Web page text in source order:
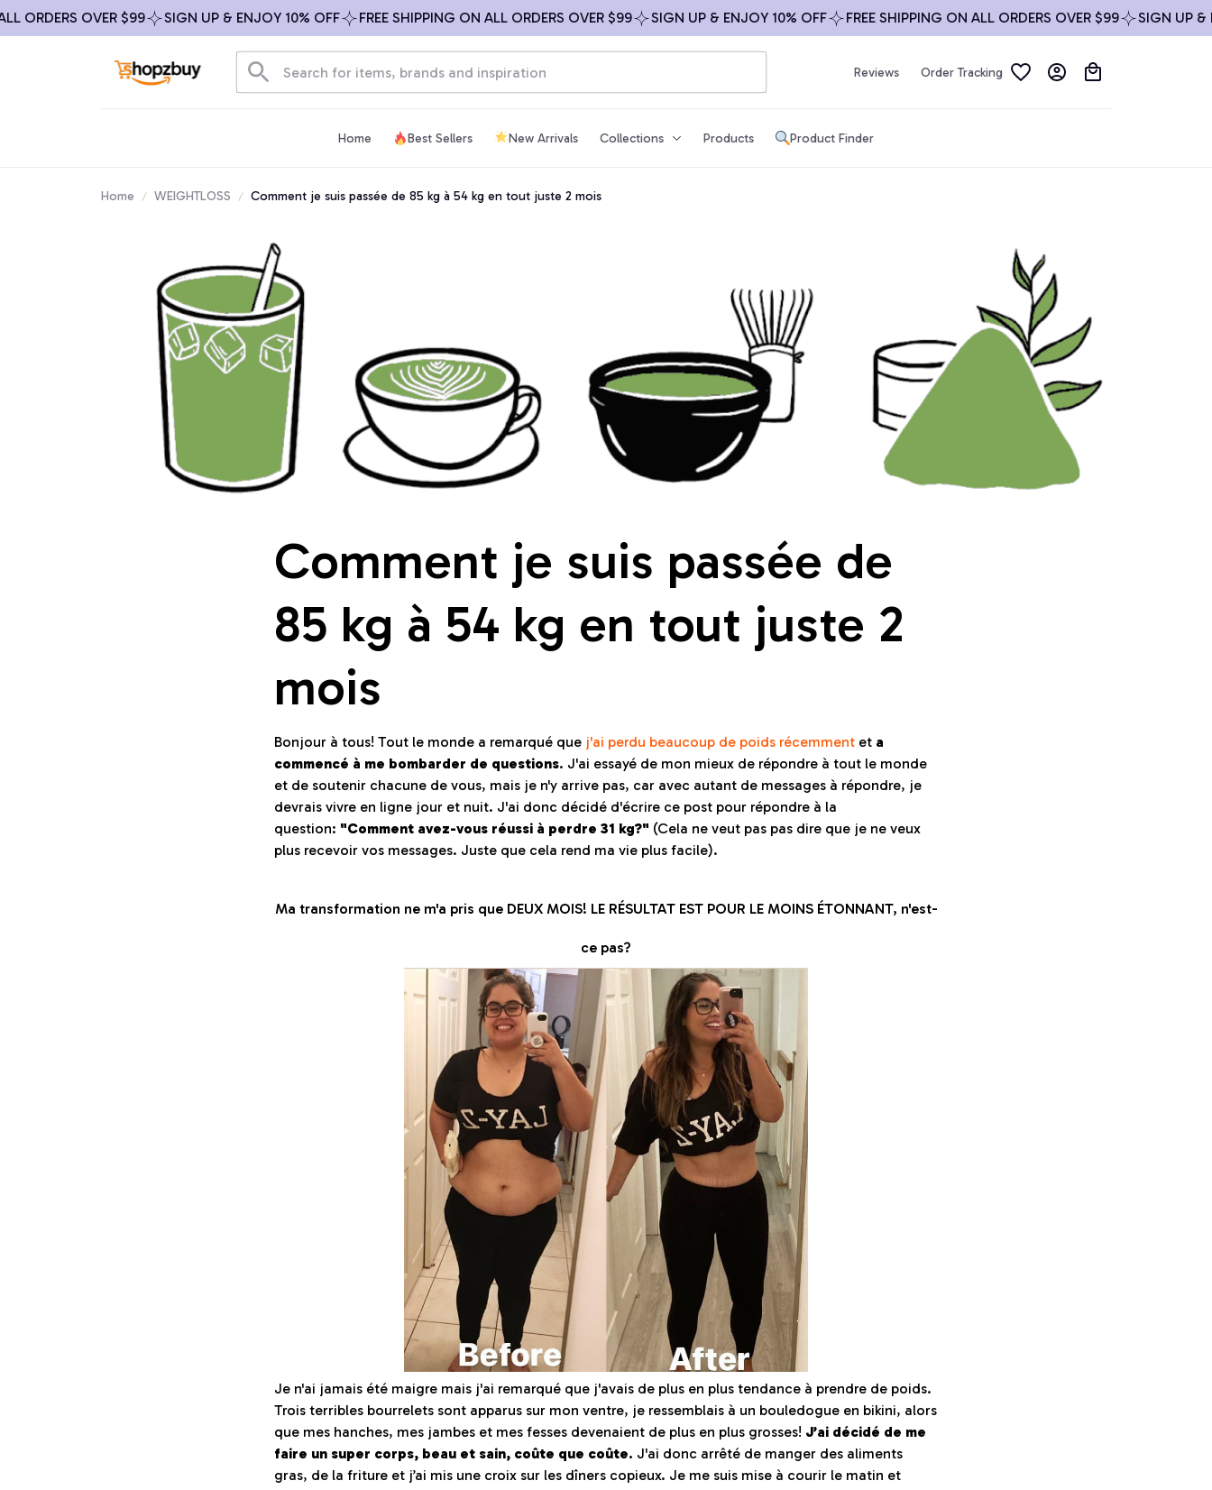
OVER $99 SIGN UP & ENJOY 10% OFF FREE SHIPPING ON ALL ORDERS OVER $99 SIGN UP & ENJOY 10% OFF FREE SHIPPING ON ALL ORDERS OVER $99 SIGN UP &
Reviews Order Tracking
Home Best Sellers New Arrivals Collections Products Product Finder
Home WEIGHTLOSS Comment je suis passée de 85 kg à 54 kg en tout juste 2 mois
Comment je suis passée de
85 kg à 54 kg en tout juste 2
mois
Bonjour à tous! Tout le monde a remarqué que j'ai perdu beaucoup de poids récemment et a
commencé à me bombarder de questions. J'ai essayé de mon mieux de répondre à tout le monde
et de soutenir chacune de vous, mais je n'y arrive pas, car avec autant de messages à répondre, je
devrais vivre en ligne jour et nuit. J'ai donc décidé d'écrire ce post pour répondre à la
question: "Comment avez-vous réussi à perdre 31 kg?" (Cela ne veut pas pas dire que je ne veux
plus recevoir vos messages. Juste que cela rend ma vie plus facile).
Ma transformation ne m'a pris que DEUX MOIS! LE RÉSULTAT EST POUR LE MOINS ÉTONNANT, n'est-
ce pas?
Je n'ai jamais été maigre mais j'ai remarqué que j'avais de plus en plus tendance à prendre de poids.
Trois terribles bourrelets sont apparus sur mon ventre, je ressemblais à un bouledogue en bikini, alors
que mes hanches, mes jambes et mes fesses devenaient de plus en plus grosses! J’ai décidé de me
faire un super corps, beau et sain, coûte que coûte. J'ai donc arrêté de manger des aliments
gras, de la friture et j’ai mis une croix sur les dîners copieux. Je me suis mise à courir le matin et